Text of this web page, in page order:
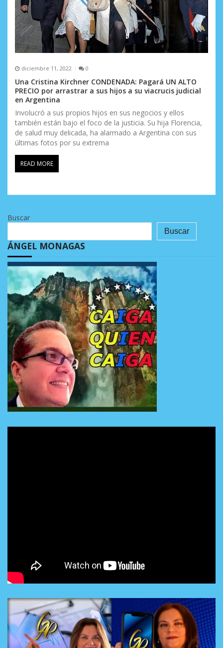
diciembre 11, 2022 0
Una Cristina Kirchner CONDENADA: Pagará UN ALTO
PRECIO por arrastrar a sus hijos a su viacrucis judicial
en Argentina
Involucró a sus propios hijos en sus negocios y ellos
también están bajo el foco de la justicia. Su hija Florencia,
de salud muy delicada, ha alarmado a Argentina con sus
últimas fotos por su extrema
READ MORE
Buscar
Buscar
ÁNGEL MONAGAS